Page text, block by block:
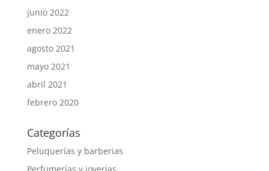
junio 2022
enero 2022
agosto 2021
mayo 2021
abril 2021
febrero 2020
Categorías
Peluquerías y barberias